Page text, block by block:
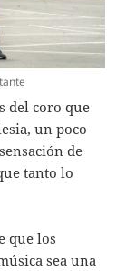
del coro que
un poco
de
tanto lo
que los
sea una